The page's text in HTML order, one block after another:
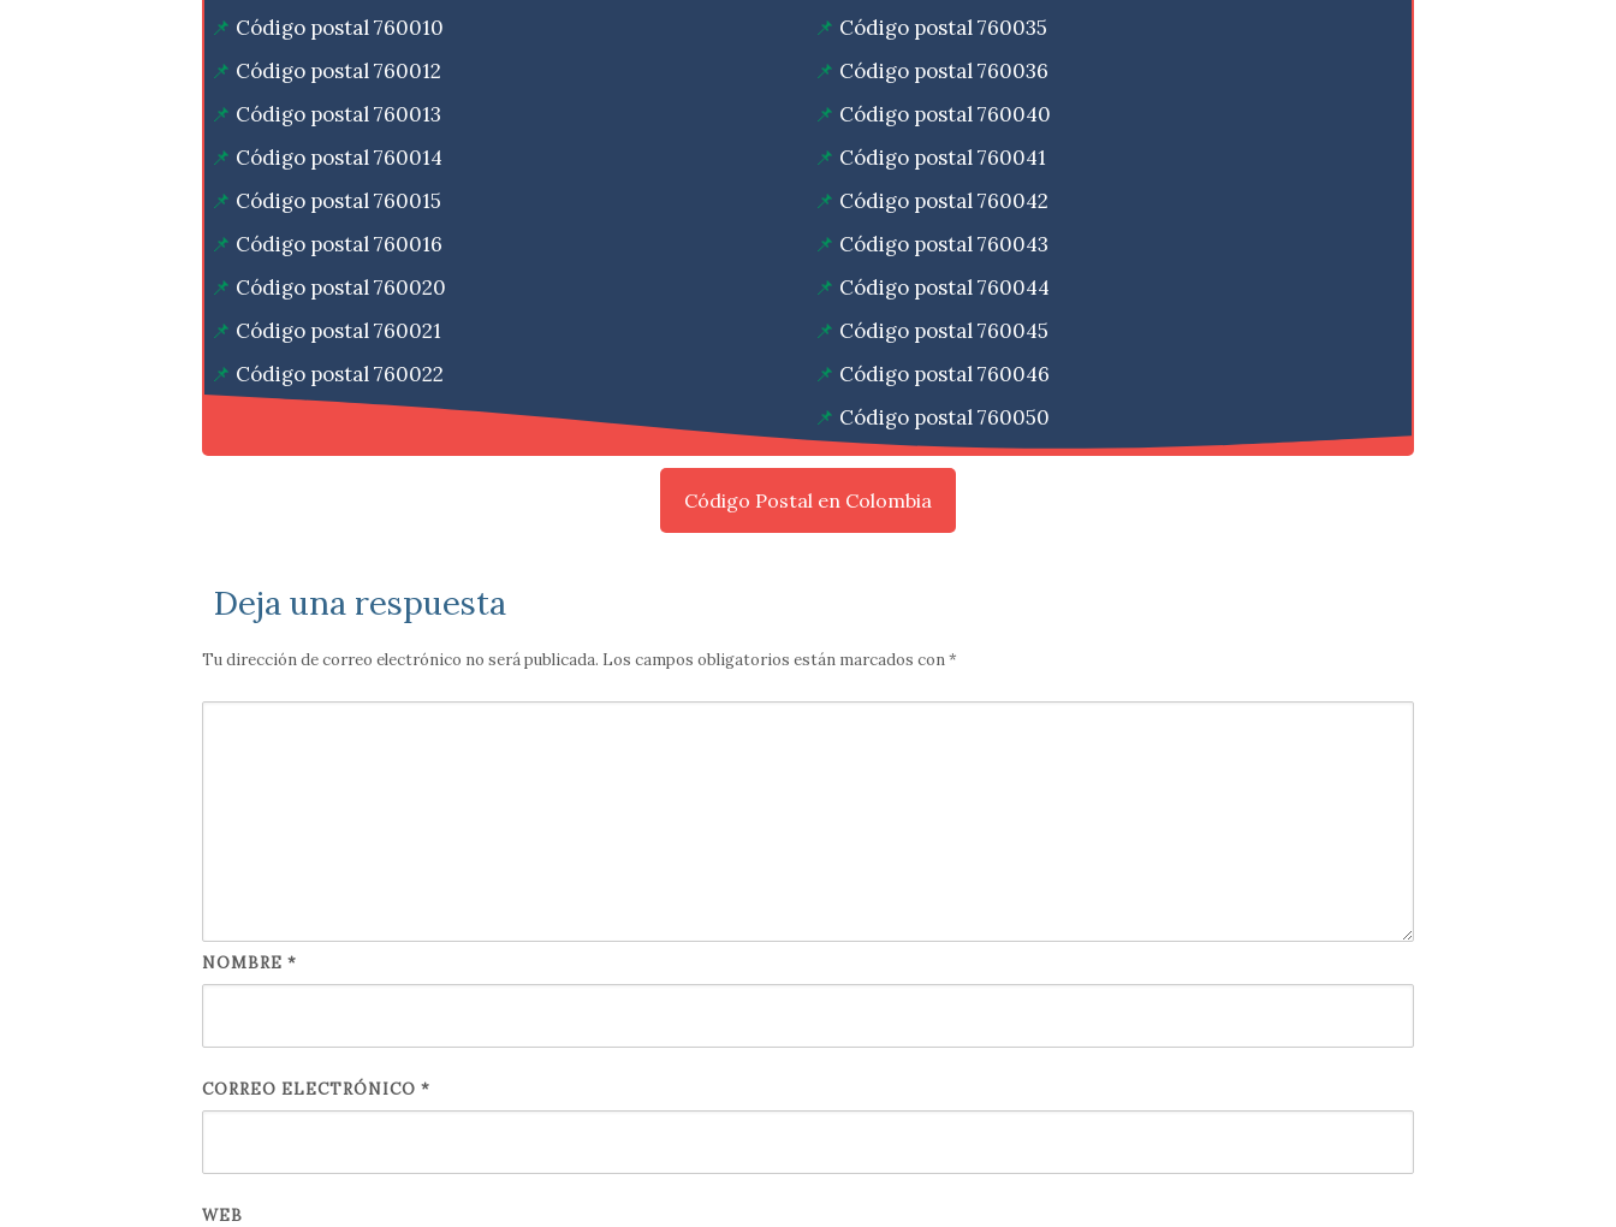
Código postal 760010
Código postal 760012
Código postal 760013
Código postal 760014
Código postal 760015
Código postal 760016
Código postal 760020
Código postal 760021
Código postal 760022
Código postal 760023
Código postal 760035
Código postal 760036
Código postal 760040
Código postal 760041
Código postal 760042
Código postal 760043
Código postal 760044
Código postal 760045
Código postal 760046
Código postal 760050
Código Postal en Colombia
Deja una respuesta
Tu dirección de correo electrónico no será publicada. Los campos obligatorios están marcados con*
NOMBRE *
CORREO ELECTRÓNICO *
WEB